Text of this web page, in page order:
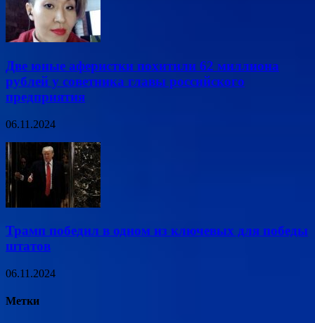
Две юные аферистки похитили 62 миллиона
рублей у советника главы российского
предприятия
06.11.2024
Трамп победил в одном из ключевых для победы
штатов
06.11.2024
Метки